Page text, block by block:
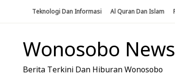
Teknologi Dan Informasi Al Quran Dan Islam
Wonosobo News
Berita Terkini Dan Hiburan Wonosobo